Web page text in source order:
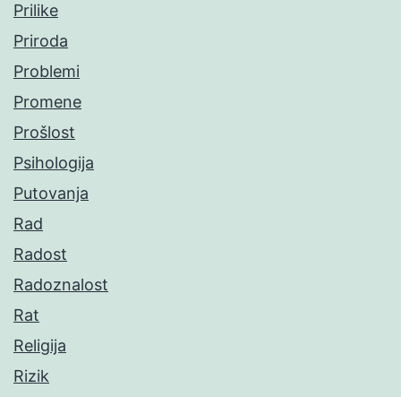
Prilike
Priroda
Problemi
Promene
Prošlost
Psihologija
Putovanja
Rad
Radost
Radoznalost
Rat
Religija
Rizik